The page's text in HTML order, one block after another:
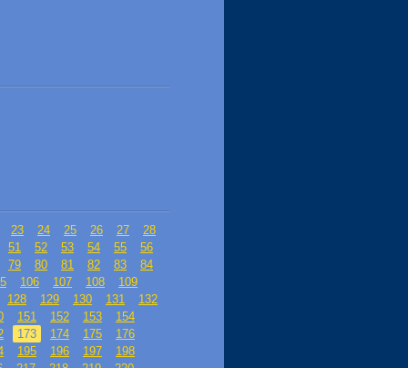
23 24 25 26 27
28
51
52 53 54 55
56
79
80 81 82 83
84
106 107 108
109
128
129 130 131
132
151 152 153
154
173 174 175
176
195 196 197
198